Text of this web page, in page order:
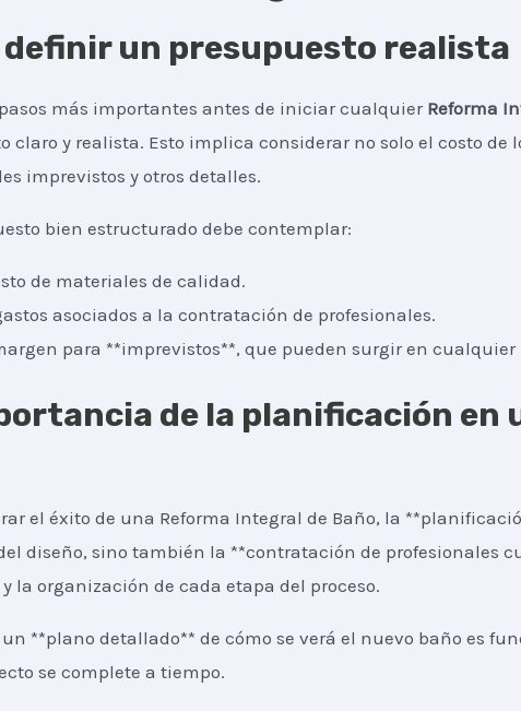
definir un presupuesto realista
más importantes antes de iniciar cualquier Reforma
claro y realista. Esto implica considerar no solo el costo
imprevistos y otros detalles.
bien estructurado debe contemplar:
de materiales de calidad.
asociados a la contratación de profesionales.
para **imprevistos**, que pueden surgir en cualquier
de la planificación en
el éxito de una Reforma Integral de Baño, la
diseño, sino también la **contratación de profesionales
la organización de cada etapa del proceso.
**plano detallado** de cómo se verá el nuevo baño es
se complete a tiempo.